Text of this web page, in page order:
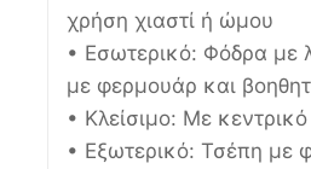
χρήση χιαστί ή ώμου
• Εσωτερικό: Φόδρα με
με φερμουάρ και
• Κλείσιμο: Με
• Εξωτερικό: Τσέπη με